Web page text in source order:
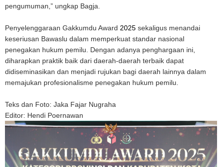
pengumuman,” ungkap Bagja.
Penyelenggaraan Gakkumdu Award 2025 sekaligus menandai
keseriusan Bawaslu dalam memperkuat standar nasional
penegakan hukum pemilu. Dengan adanya penghargaan ini,
diharapkan praktik baik dari daerah-daerah terbaik dapat
didiseminasikan dan menjadi rujukan bagi daerah lainnya dalam
memajukan profesionalisme penegakan hukum pemilu.
Teks dan Foto: Jaka Fajar Nugraha
Editor: Hendi Poernawan